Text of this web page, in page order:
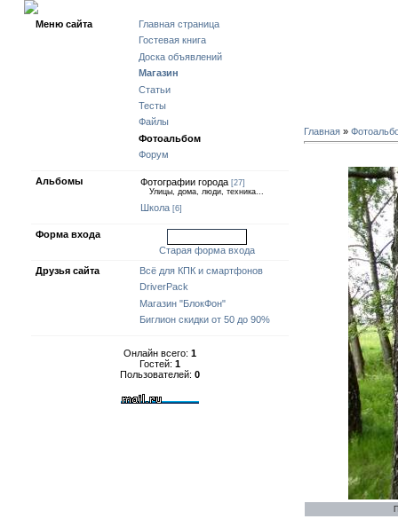
Меню сайта
Главная страница
Гостевая книга
Доска объявлений
Магазин
Статьи
Тесты
Файлы
Фотоальбом
Форум
Альбомы Фотографии города [27]
Улицы, дома, люди, техника...
Школа [6]
Форма входа
Старая форма входа
Друзья сайта
Всё для КПК и смартфонов
DriverPack
Магазин "БлокФон"
Биглион скидки от 50 до 90%
Онлайн всего: 1
Гостей: 1
Пользователей: 0
Главная »